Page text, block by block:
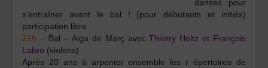
danses pour
s’entraîner avant le bal
! (pour débutants et initiés)
participation libre
21h – Bal –Aiga de MarçavecThierry Heitz et François
Labro (violons)
Après 20 ans à arpenter ensemble les r épertoires de